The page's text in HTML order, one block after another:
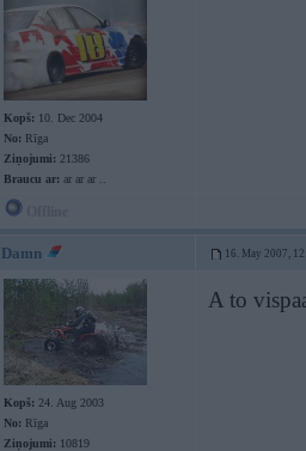
Kopš: 10. Dec 2004
No: Rīga
Ziņojumi: 21386
Braucu ar: ar ar ar ..
Damn 16. May 2007,
Kopš: 24. Aug 2003
No: Rīga
Ziņojumi: 10819
A to